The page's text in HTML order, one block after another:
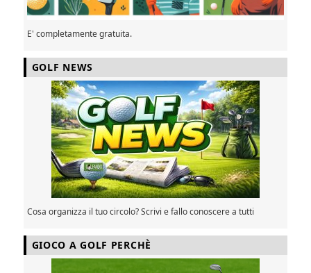
E' completamente gratuita.
GOLF NEWS
Cosa organizza il tuo circolo? Scrivi e fallo conoscere a tutti
GIOCO A GOLF PERCHÈ